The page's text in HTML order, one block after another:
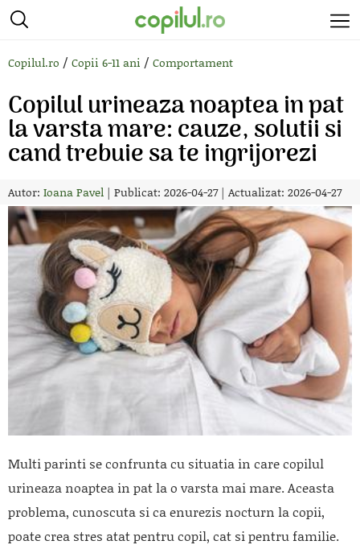
Copilul.ro / Copii 6-11 ani / Comportament
Copilul urineaza noaptea in pat
la varsta mare: cauze, solutii si
cand trebuie sa te ingrijorezi
Autor: Ioana Pavel | Publicat: 2026-04-27| Actualizat: 2026-04-27
Multi parinti se confrunta cu situatia in care copilul
urineaza noaptea in pat la o varsta mai mare. Aceasta
problema, cunoscuta si ca enurezis nocturn la copii,
poate crea stres atat pentru copil, cat si pentru familie.